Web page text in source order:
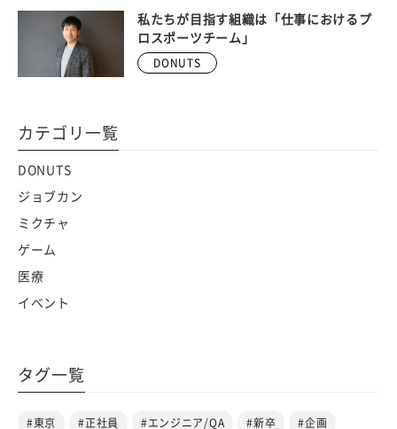
私たちが目指す組織は「仕事におけるプ
ロスポーツチーム」
DONUTS
カテゴリ一覧
DONUTS
ジョブカン
ミクチャ
ゲーム
医療
イベント
タグ一覧
#東京 #正社員 #エンジニア/QA #新卒 #企画